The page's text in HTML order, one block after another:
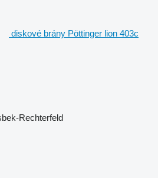
diskové brány Pöttinger lion 403c
Rechterfeld